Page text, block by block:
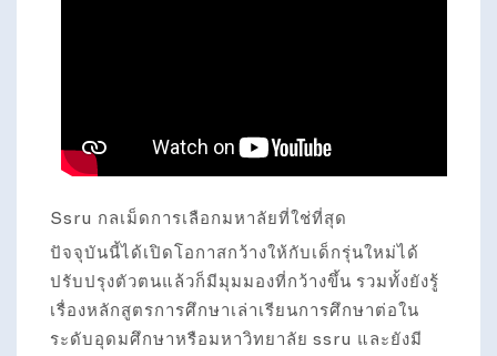
Ssru กลเม็ดการเลือกมหาลัยที่ใช่ที่สุด
ปัจจุบันนี้ได้เปิดโอกาสกว้างให้กับเด็กรุ่นใหม่ได้
ปรับปรุงตัวตนแล้วก็มีมุมมองที่กว้างขึ้น รวมทั้งยังรู้
เรื่องหลักสูตรการศึกษาเล่าเรียนการศึกษาต่อใน
ระดับอุดมศึกษาหรือมหาวิทยาลัย ssru และยังมี